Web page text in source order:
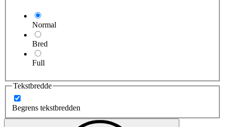
Normal
Bred
Full
Tekstbredde
Begrens tekstbredden